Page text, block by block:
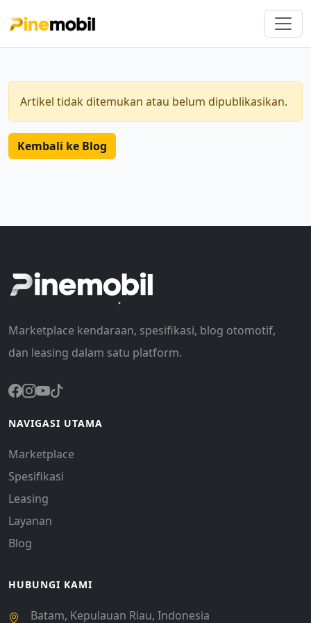
Artikel tidak ditemukan atau belum dipublikasikan.
Kembali ke Blog
Marketplace kendaraan, spesifikasi, blog otomotif,
dan leasing dalam satu platform.
NAVIGASI UTAMA
Marketplace
Spesifikasi
Leasing
Layanan
Blog
HUBUNGI KAMI
Batam, Kepulauan Riau, Indonesia